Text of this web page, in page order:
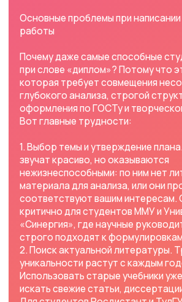
Использовать старые учебники уже нельзя, нужно
искать свежие статьи, диссертации, статистику.
Для студентов Росдистант и ТулГУ, которые
3. Аналитическая часть и расчеты. Диплом по
экономике, менеджменту или инженерии требует
реальных цифр, графиков, таблиц. Где брать
данные для анализа? Как считать, если
предприятие не дает информацию? Это тупик для
многих студентов ММА и ВятГУ.
4. Правильное оформление. ГОСТы, методички,
сноски, список литературы. Одна ошибка в
— и работу отправляют на доработку. Мелочь, а
нервы треплет знатно.
5. Страх перед защитой. Написать диплом —
полдела. Нужно еще уверенно выступить перед
комиссией, ответить на каверзные вопросы, не
растеряться. Студенты РосНОУ и Университета
Витте часто переживают именно из-за защиты.
Как мы помогаем решать эти проблемы
В HelpUniversity мы не говорим громких фраз
«сделаем всё за вас и принесем на блюдечке». Мы
говорим иначе: мы сопровождаем вас до красного
диплома. Мы берем на себя самые сложные,
объемные и технические этапы, оставляя вам
главное — понимание темы и уверенность в своих
силах.